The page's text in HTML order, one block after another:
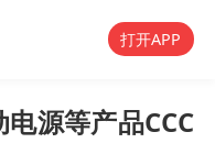
打开APP
源等产品CCC